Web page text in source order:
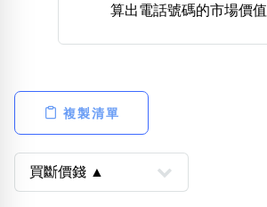
清除全部分類
高級分類 i
算出電話號碼的市場價值
複製清單